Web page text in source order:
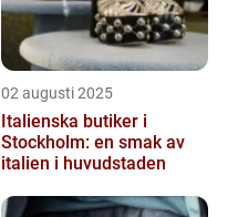
02 augusti 2025
Italienska butiker i
Stockholm: en smak av
italien i huvudstaden